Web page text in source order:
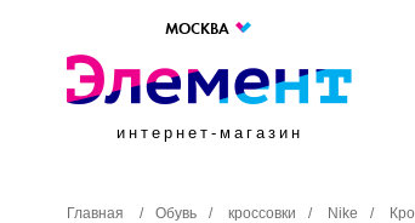
МОСКВА
интернет-магазин
Главная / Обувь / кроссовки / Nike /